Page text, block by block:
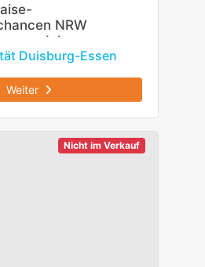
NRW
-
Duisburg-Essen
Weiter
Nicht im Verkauf